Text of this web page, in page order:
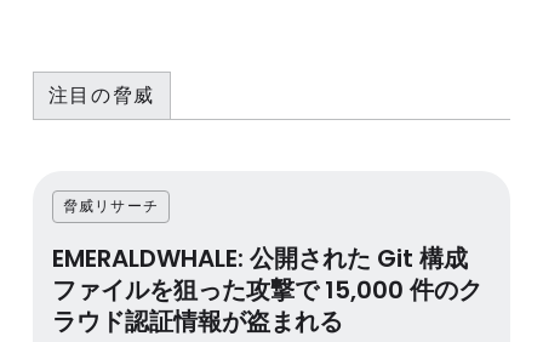
注目の脅威
脅威リサーチ
EMERALDWHALE: 公開された Git 構成
ファイルを狙った攻撃で 15,000 件のク
ラウド認証情報が盗まれる